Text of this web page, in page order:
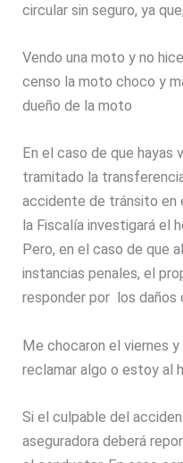
circular sin seguro, ya
Vendo una moto y no
censo la moto choco y
dueño de la moto
En el caso de que hayas
tramitado la
accidente de tránsito en
la Fiscalía investigará el
Pero, en el caso de que
instancias penales, el
responder por los daños
Me chocaron el viernes
reclamar algo o estoy al
Si el culpable del
aseguradora deberá